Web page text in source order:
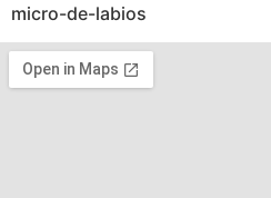
micro-de-labios